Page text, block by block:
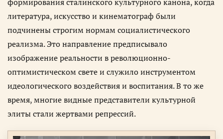
литература, искусство и кинематограф были
подчинены строгим нормам социалистического
реализма. Это направление предписывало
изображение реальности в революционно-
оптимистическом свете и служило инструментом
идеологического воздействия и воспитания. В то же
время, многие видные представители культурной
элиты стали жертвами репрессий.